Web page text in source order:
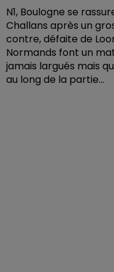
N1, Boulogne se
Challans après un
contre, défaite de
Normands font un
jamais largués mais
au long de la partie...